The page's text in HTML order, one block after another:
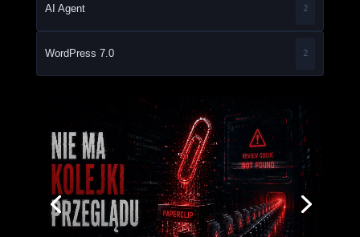
AI Agent 2
WordPress 7.0 2